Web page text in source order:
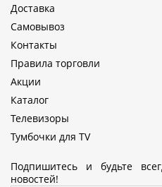
Доставка
Самовывоз
Контакты
Правила торговли
Акции
Каталог
Телевизоры
Тумбочки для TV
Подпишитесь и будьте
новостей!